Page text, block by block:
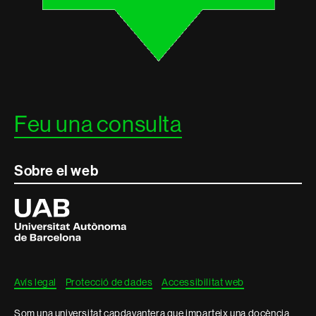
Feu una consulta
Sobre el web
Universitat
Autònoma
de
Barcelona
Avís legal Protecció de dades Accessibilitat web
Som una universitat capdavantera que imparteix una docència